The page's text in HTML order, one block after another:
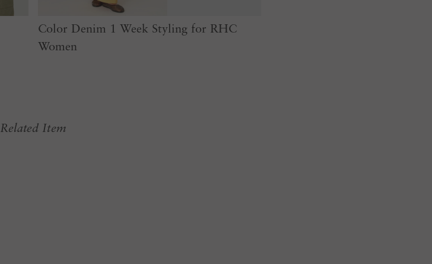
Color Denim 1 Week Styling for RHC
Women
Related Item